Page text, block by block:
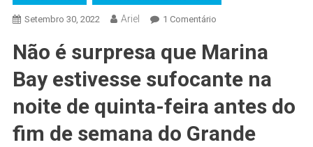
Setembro 30, 2022 Ariel 1 ComentárioEm
NEWS
F1:
Você
Sobreviver
Não é surpresa que Marina
Bay estivesse sufocante na
noite de quinta-feira antes do
fim de semana do Grande